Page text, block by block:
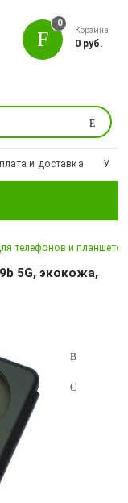
Поиск
0
Корзина
0 руб.
и доставка
телефонов и планшетов
5G, экокожа,